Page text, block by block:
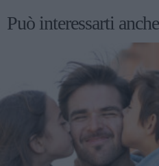
Può interessarti anche